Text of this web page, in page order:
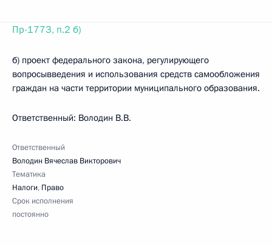
Пр-1773, п.2 б)
б) проект федерального закона, регулирующего
вопросывведения и использования средств самообложения
граждан на части территории муниципального образования.
Ответственный: Володин В.В.
Ответственный
Володин Вячеслав Викторович
Тематика
Налоги, Право
Срок исполнения
постоянно